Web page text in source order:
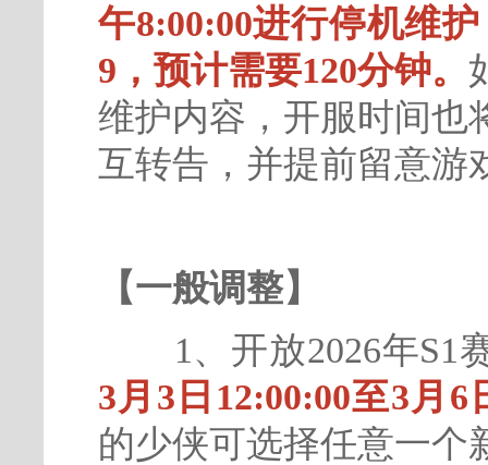
午8:00:00进行停机维
9，预计需要120分钟。
维护内容，开服时间也
互转告，并提前留意
【一般调整】
1、开放2026年S1
3月3日12:00:00至3月6
的少侠可选择任意一个